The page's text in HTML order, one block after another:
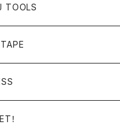
TOOLS
CUT UP
TOOLS
！